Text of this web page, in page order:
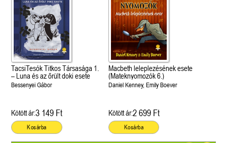
TacsiTesók Titkos Társasága 1.
– Luna és az őrült doki esete
Bessenyei Gábor
Kötött ár:3 149 Ft
Kosárba
Macbeth leleplezésének esete
(Mateknyomozók 6.)
Daniel Kenney, Emily Boever
Kötött ár:2 699 Ft
Kosárba